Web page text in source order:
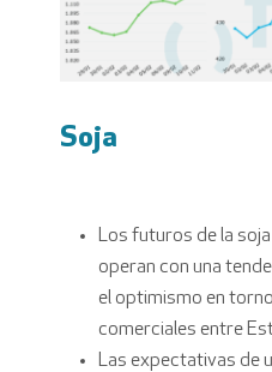
Soja
Los futuros de la
operan con una
el optimismo en
comerciales entre
Las expectativas de